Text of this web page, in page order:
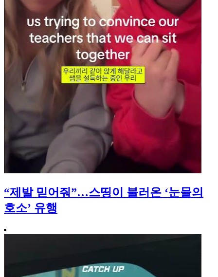
“제발 믿어줘”…스띵이 불러온 ‘눈물의
호소’ 유행